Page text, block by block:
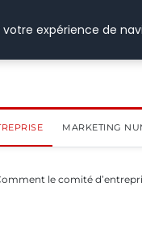
MARKETING
le comité
expérience de